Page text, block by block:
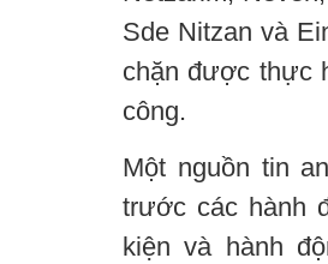
Sde Nitzan và
chặn được thực
công.
Một nguồn tin
trước các hành
kiện và hành